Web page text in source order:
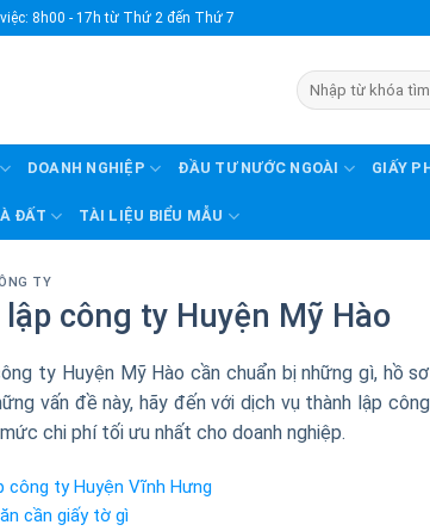
8h00 - 17h từ Thứ 2 đến Thứ 7
DOANH NGHIỆP ĐẦU TƯ NƯỚC NGOÀI GIẤY
ĐẤT TÀI LIỆU BIỂU MẪU
TY
công ty Huyện Mỹ Hào
ty Huyện Mỹ Hào cần chuẩn bị những gì, hồ
vấn đề này, hãy đến với dịch vụ thành lập
chi phí tối ưu nhất cho doanh nghiệp.
công ty Huyện Vĩnh Hưng
cần giấy tờ gì